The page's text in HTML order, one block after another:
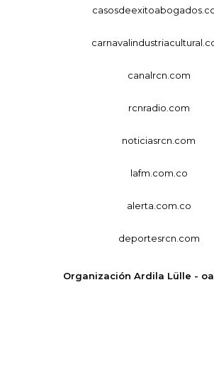
canalrcn.com
rcnradio.com
noticiasrcn.com
lafm.com.co
alerta.com.co
deportesrcn.com
Organización Ardila Lülle -